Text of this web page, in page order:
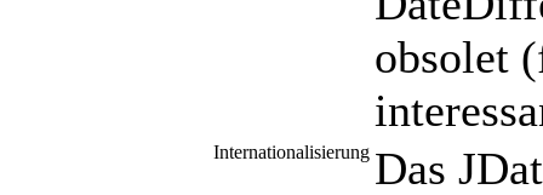
obsolet
Internationalisierung Das